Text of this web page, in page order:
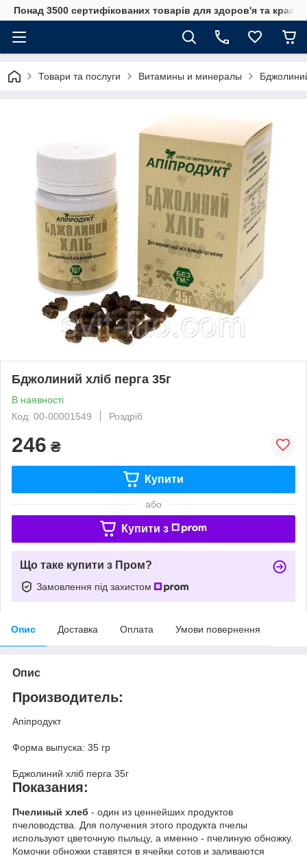
Понад 3500 сертифікованих товарів для здоров'я та краси
Товари та послуги Витамины и минералы
Бджолиний хліб перга 35г
В наявності
Код: 00-00001549
Роздріб
246 ₴
Купити
або
Купити з
Що таке купити з Пром?
Замовлення під захистом
Опис Доставка Оплата Умови повернення
Опис
Производитель:
Апіпродукт
Форма выпуска: 35 гр
Бджолиний хліб перга 35г
Показания:
Пчелиный хлеб - один из ценнейших продуктов
пчеловодства. Для получения этого продукта пчелы
используют цветочную пыльцу, а именно - пчелиную обножку.
Комочки обножки ставятся в ячейки сотов и заливаются